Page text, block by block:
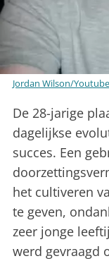
Jordan Wilson/
De 28-jarige
dagelijkse
succes. Een
het cultiveren
te geven,
zeer jonge
werd gevraagd